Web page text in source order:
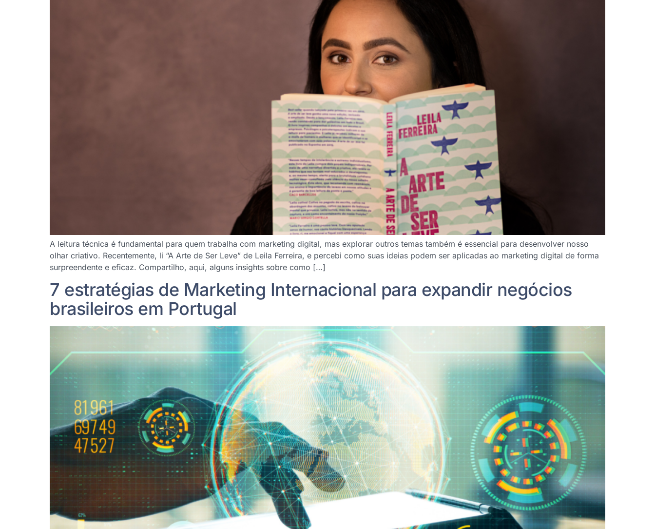
A leitura técnica é fundamental para quem trabalha com marketing digital, mas explorar outros temas também é essencial para desenvolver nosso
olhar criativo. Recentemente, li “A Arte de Ser Leve” de Leila Ferreira, e percebi como suas ideias podem ser aplicadas ao marketing digital de forma
surpreendente e eficaz. Compartilho, aqui, alguns insights sobre como […]
7 estratégias de Marketing Internacional para expandir negócios
brasileiros em Portugal